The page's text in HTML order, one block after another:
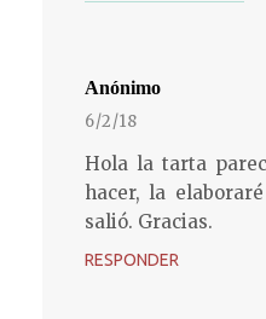
Anónimo
6/2/18
Hola la tarta
hacer, la
salió. Gracias.
RESPONDER